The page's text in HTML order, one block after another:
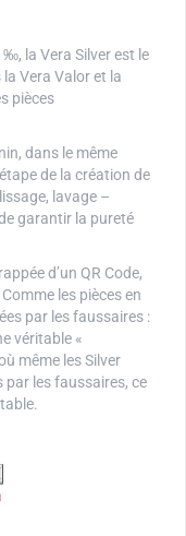
la Vera Silver est le
Vera Valor et la
pièces
dans le même
de la création de
lavage –
garantir la pureté
d’un QR Code,
les pièces en
par les faussaires :
véritable «
même les Silver
par les faussaires, ce